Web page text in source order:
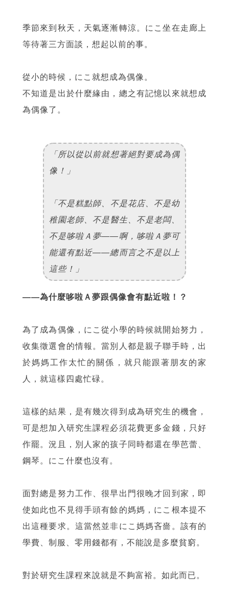
季節來到秋天，天氣逐漸轉涼。にこ坐在走廊上
等待著三方面談，想起以前的事。
從小的時候，にこ就想成為偶像。
不知道是出於什麼緣由，總之有記憶以來就想成
為偶像了。
「所以從以前就想著絕對要成為偶
像！」
「不是糕點師、不是花店、不是幼
稚園老師、不是醫生、不是老闆、
不是哆啦Ａ夢——啊，哆啦Ａ夢可
能還有點近——總而言之不是以上
這些！」
——為什麼哆啦Ａ夢跟偶像會有點近啦！？
為了成為偶像，にこ從小學的時候就開始努力，
收集徵選會的情報。當別人都是親子聯手時，出
於媽媽工作太忙的關係，就只能跟著朋友的家
人，就這樣四處忙碌。
這樣的結果，是有幾次得到成為研究生的機會，
可是想加入研究生課程必須花費更多金錢，只好
作罷。況且，別人家的孩子同時都還在學芭蕾、
鋼琴。にこ什麼也沒有。
面對總是努力工作、很早出門很晚才回到家，即
使如此也不見得手頭有餘的媽媽，にこ根本提不
出這種要求。這當然並非にこ媽媽吝嗇。該有的
學費、制服、零用錢都有，不能說是多麼貧窮。
對於研究生課程來說就是不夠富裕。如此而已。